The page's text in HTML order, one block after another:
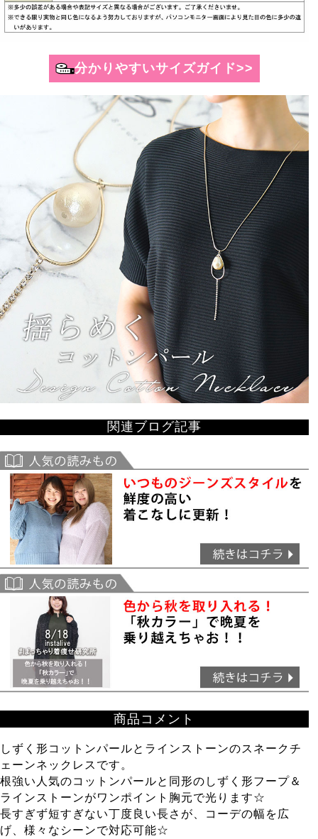
分かりやすいサイズガイド>>
関連ブログ記事
商品コメント
しずく形コットンパールとラインストーンのスネークチ
ェーンネックレスです。
根強い人気のコットンパールと同形のしずく形フープ＆
ラインストーンがワンポイント胸元で光ります☆
長すぎず短すぎない丁度良い長さが、コーデの幅を広
げ、様々なシーンで対応可能☆